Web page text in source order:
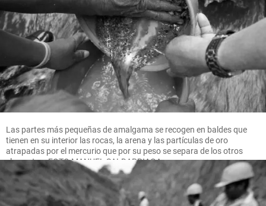
Las partes más pequeñas de amalgama se recogen en baldes que
tienen en su interior las rocas, la arena y las partículas de oro
atrapadas por el mercurio que por su peso se separa de los otros
elementos. FOTO MANUEL SALDARRIAGA